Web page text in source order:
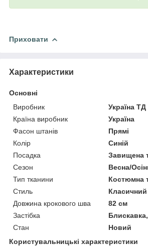
Приховати
Характеристики
Основні
Виробник
Україна ТД
Країна виробник
Україна
Фасон штанів
Прямі
Колір
Синій
Посадка
Завищена
Сезон
Весна/
Тип тканини
Костюмна
Стиль
Класичний
Довжина крокового шва
82 см
Застібка
Стан
Новий
Користувальницькі характеристики